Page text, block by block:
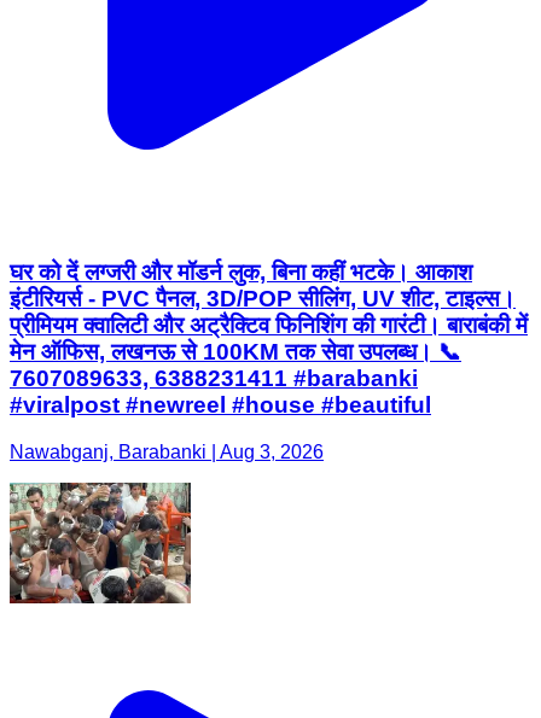
घर को दें लग्जरी और मॉडर्न लुक, बिना कहीं भटके। आकाश
इंटीरियर्स - PVC पैनल, 3D/POP सीलिंग, UV शीट, टाइल्स।
प्रीमियम क्वालिटी और अट्रैक्टिव फिनिशिंग की गारंटी। बाराबंकी में
मेन ऑफिस, लखनऊ से 100KM तक सेवा उपलब्ध। 📞
7607089633, 6388231411 #barabanki
#viralpost #newreel #house #beautiful
Nawabganj, Barabanki | Aug 3, 2026